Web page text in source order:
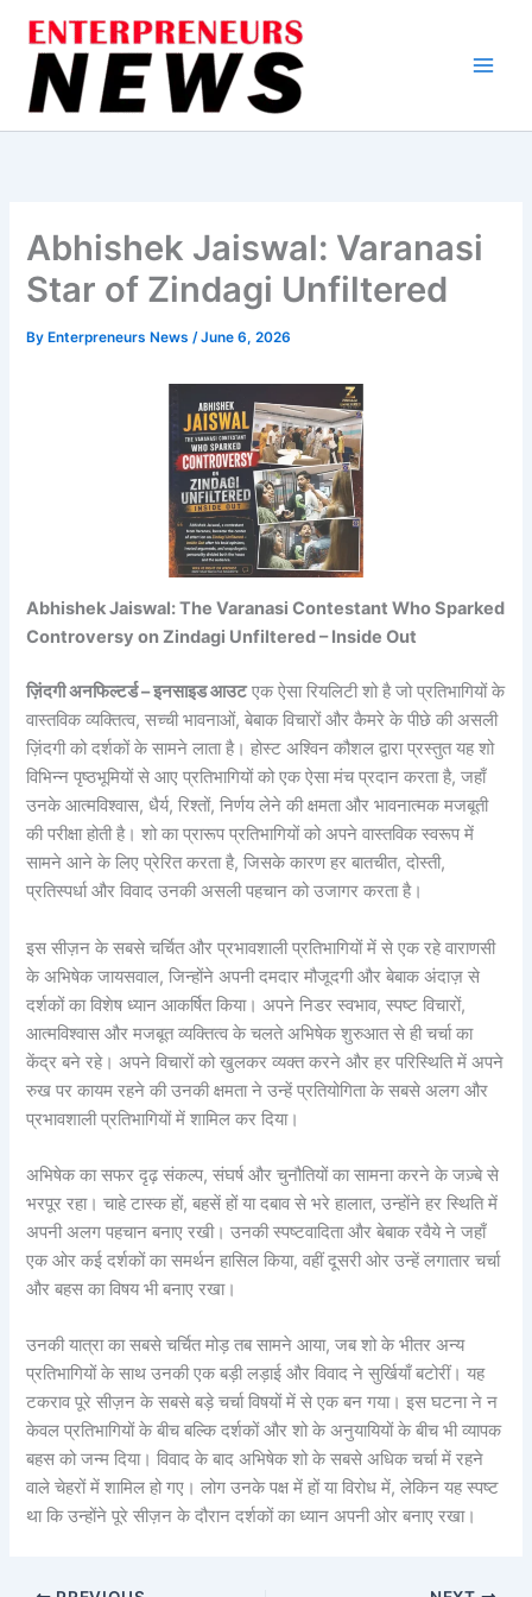
content
Abhishek Jaiswal: Varanasi
Star of Zindagi Unfiltered
By Enterpreneurs News/June 6, 2026
Abhishek Jaiswal: The Varanasi Contestant Who Sparked
Controversy on Zindagi Unfiltered – Inside Out
ज़िंदगी अनफिल्टर्ड – इनसाइड आउटएक ऐसा रियलिटी शो है जो प्रतिभागियों के
वास्तविक व्यक्तित्व, सच्ची भावनाओं, बेबाक विचारों और कैमरे के पीछे की असली
ज़िंदगी को दर्शकों के सामने लाता है। होस्ट अश्विन कौशल द्वारा प्रस्तुत यह शो
विभिन्न पृष्ठभूमियों से आए प्रतिभागियों को एक ऐसा मंच प्रदान करता है, जहाँ
उनके आत्मविश्वास, धैर्य, रिश्तों, निर्णय लेने की क्षमता और भावनात्मक मजबूती
की परीक्षा होती है। शो का प्रारूप प्रतिभागियों को अपने वास्तविक स्वरूप में
सामने आने के लिए प्रेरित करता है, जिसके कारण हर बातचीत, दोस्ती,
प्रतिस्पर्धा और विवाद उनकी असली पहचान को उजागर करता है।
इस सीज़न के सबसे चर्चित और प्रभावशाली प्रतिभागियों में से एक रहे वाराणसी
के अभिषेक जायसवाल, जिन्होंने अपनी दमदार मौजूदगी और बेबाक अंदाज़ से
दर्शकों का विशेष ध्यान आकर्षित किया। अपने निडर स्वभाव, स्पष्ट विचारों,
आत्मविश्वास और मजबूत व्यक्तित्व के चलते अभिषेक शुरुआत से ही चर्चा का
केंद्र बने रहे। अपने विचारों को खुलकर व्यक्त करने और हर परिस्थिति में अपने
रुख पर कायम रहने की उनकी क्षमता ने उन्हें प्रतियोगिता के सबसे अलग और
प्रभावशाली प्रतिभागियों में शामिल कर दिया।
अभिषेक का सफर दृढ़ संकल्प, संघर्ष और चुनौतियों का सामना करने के जज़्बे से
भरपूर रहा। चाहे टास्क हों, बहसें हों या दबाव से भरे हालात, उन्होंने हर स्थिति में
अपनी अलग पहचान बनाए रखी। उनकी स्पष्टवादिता और बेबाक रवैये ने जहाँ
एक ओर कई दर्शकों का समर्थन हासिल किया, वहीं दूसरी ओर उन्हें लगातार चर्चा
और बहस का विषय भी बनाए रखा।
उनकी यात्रा का सबसे चर्चित मोड़ तब सामने आया, जब शो के भीतर अन्य
प्रतिभागियों के साथ उनकी एक बड़ी लड़ाई और विवाद ने सुर्खियाँ बटोरीं। यह
टकराव पूरे सीज़न के सबसे बड़े चर्चा विषयों में से एक बन गया। इस घटना ने न
केवल प्रतिभागियों के बीच बल्कि दर्शकों और शो के अनुयायियों के बीच भी व्यापक
बहस को जन्म दिया। विवाद के बाद अभिषेक शो के सबसे अधिक चर्चा में रहने
वाले चेहरों में शामिल हो गए। लोग उनके पक्ष में हों या विरोध में, लेकिन यह स्पष्ट
था कि उन्होंने पूरे सीज़न के दौरान दर्शकों का ध्यान अपनी ओर बनाए रखा।